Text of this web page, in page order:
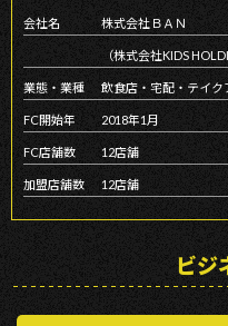
会社名 株式会社ＢＡＮ
（株式会社KIDS
業態・業種 飲食店・宅配・テイク
FC開始年 2018年1月
FC店舗数 12店舗
加盟店舗数 12店舗
ビジ